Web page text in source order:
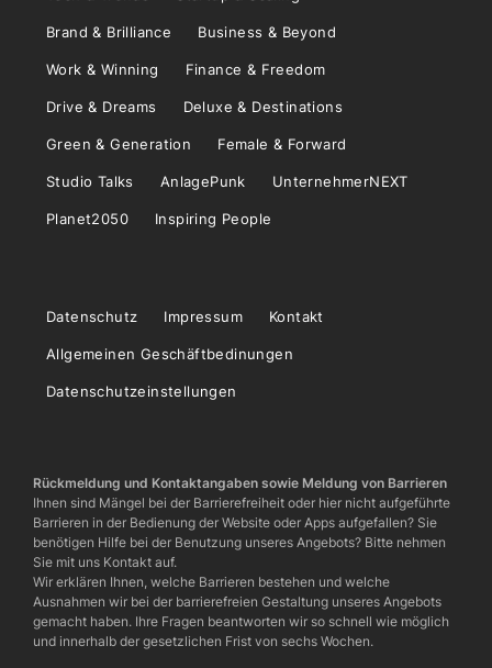
Brand & Brilliance Business & Beyond
Work & Winning Finance & Freedom
Drive & Dreams Deluxe & Destinations
Green & Generation Female & Forward
Studio Talks AnlagePunk UnternehmerNEXT
Planet2050 Inspiring People
Datenschutz Impressum Kontakt
Allgemeinen Geschäftbedinungen
Datenschutzeinstellungen
Rückmeldung und Kontaktangaben sowie Meldung von Barrieren
Ihnen sind Mängel bei der Barrierefreiheit oder hier nicht aufgeführte
Barrieren in der Bedienung der Website oder Apps aufgefallen? Sie
benötigen Hilfe bei der Benutzung unseres Angebots? Bitte nehmen
Sie mit uns Kontakt auf.
Wir erklären Ihnen, welche Barrieren bestehen und welche
Ausnahmen wir bei der barrierefreien Gestaltung unseres Angebots
gemacht haben. Ihre Fragen beantworten wir so schnell wie möglich
und innerhalb der gesetzlichen Frist von sechs Wochen.